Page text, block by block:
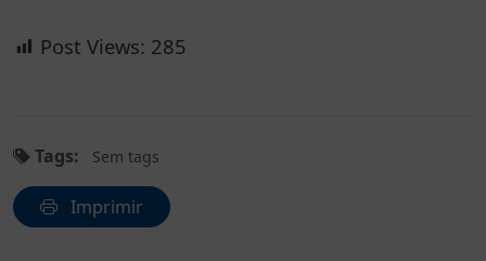
Post Views: 285
Tags: Sem tags
Imprimir